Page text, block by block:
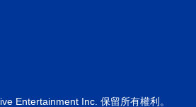
Entertainment Inc. 保留所有權利。